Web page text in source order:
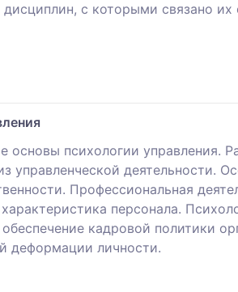
с которыми связано
основы психологии управления.
управленческой деятельности.
Профессиональная
персонала.
кадровой политики
деформации личности.